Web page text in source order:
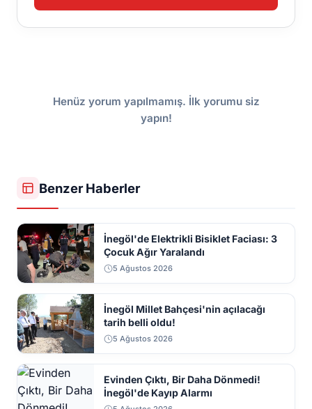
Henüz yorum yapılmamış. İlk yorumu siz
yapın!
Benzer Haberler
İnegöl'de Elektrikli Bisiklet Faciası: 3
Çocuk Ağır Yaralandı
5 Ağustos 2026
İnegöl Millet Bahçesi'nin açılacağı
tarih belli oldu!
5 Ağustos 2026
Evinden Çıktı, Bir Daha Dönmedi!
İnegöl'de Kayıp Alarmı